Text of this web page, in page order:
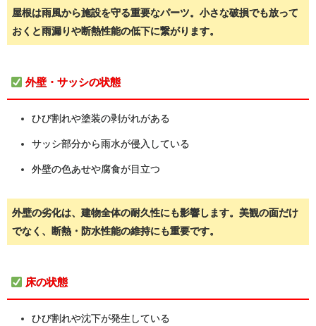
屋根は雨風から施設を守る重要なパーツ。小さな破損でも放って
おくと雨漏りや断熱性能の低下に繋がります。
外壁・サッシの状態
ひび割れや塗装の剥がれがある
サッシ部分から雨水が侵入している
外壁の色あせや腐食が目立つ
外壁の劣化は、建物全体の耐久性にも影響します。美観の面だけ
でなく、断熱・防水性能の維持にも重要です。
床の状態
ひび割れや沈下が発生している